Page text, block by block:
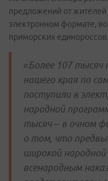
предложений от
электронном формате,
приморских единороссов.
«Более 107
нашего края по
поступили в
народной
тысяч – в очном
о том, что
широкой народной
всенародным